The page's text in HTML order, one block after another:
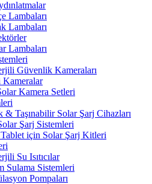
Lambaları
Lambaları
Lambaları
Güvenlik Kameraları
Kameralar
Kamera Setleri
& Taşınabilir Solar Şarj Cihazları
Şarj Sistemleri
için Solar Şarj Kitleri
Su Isıtıcılar
Sulama Sistemleri
Pompaları